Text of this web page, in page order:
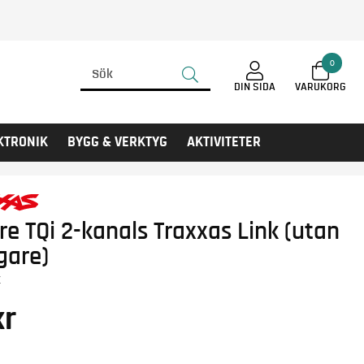
0
DIN SIDA
BYGG & VERKTYG AKTIVITETER
TQi 2-kanals Traxxas Link (utan